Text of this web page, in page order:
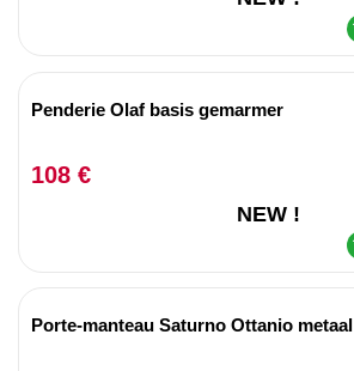
Penderie Olaf basis gemarmer
108 €
NEW !
Porte-manteau Saturno Ottanio metaal